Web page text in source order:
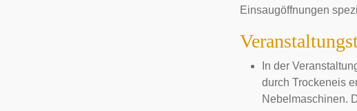
Einsaugöffnungen
In der
durch Trockeneis
Nebelmaschinen.